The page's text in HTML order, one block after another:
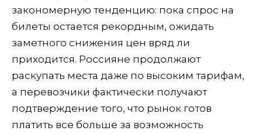
закономерную тенденцию: пока спрос на
билеты остается рекордным, ожидать
заметного снижения цен вряд ли
приходится. Россияне продолжают
раскупать места даже по высоким тарифам,
а перевозчики фактически получают
подтверждение того, что рынок готов
платить все больше за возможность